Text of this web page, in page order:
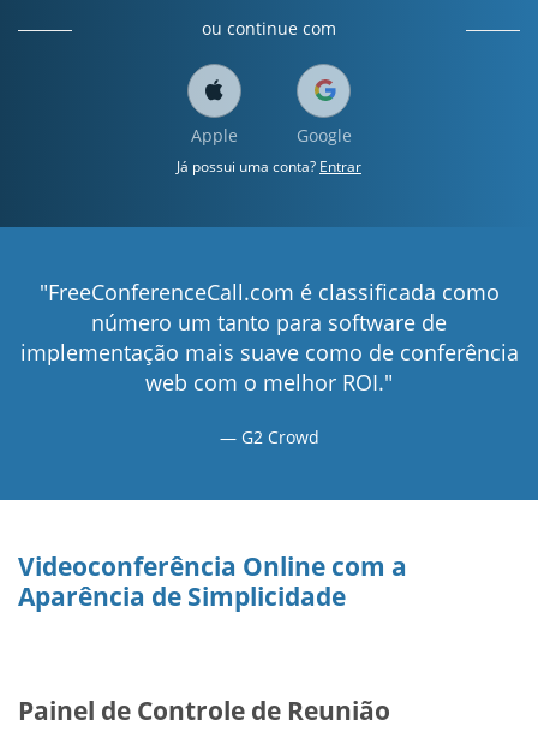
ou continue com
Apple Google
Já possui uma conta? Entrar
"FreeConferenceCall.com é classificada como
número um tanto para software de
implementação mais suave como de conferência
web com o melhor ROI."
G2 Crowd
Videoconferência Online com a
Aparência de Simplicidade
Painel de Controle de Reunião